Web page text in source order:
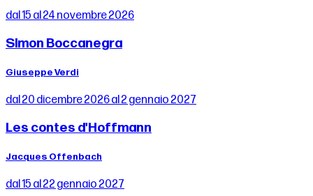
dal 15 al 24 novembre 2026
Simon Boccanegra
Giuseppe Verdi
dal 20 dicembre 2026 al 2 gennaio 2027
Les contes d'Hoffmann
Jacques Offenbach
dal 15 al 22 gennaio 2027